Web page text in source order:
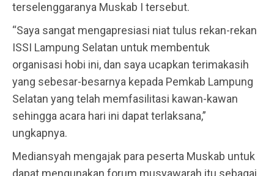
terselenggaranya Muskab I tersebut.
“Saya sangat mengapresiasi niat tulus rekan-rekan
ISSI Lampung Selatan untuk membentuk
organisasi hobi ini, dan saya ucapkan terimakasih
yang sebesar-besarnya kepada Pemkab Lampung
Selatan yang telah memfasilitasi kawan-kawan
sehingga acara hari ini dapat terlaksana,”
ungkapnya.
Mediansyah mengajak para peserta Muskab untuk
dapat mengunakan forum musyawarah itu sebagai